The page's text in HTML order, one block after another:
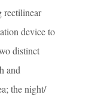
rectilinear
device to
distinct
and
the night/